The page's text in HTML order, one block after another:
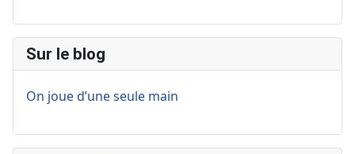
Sur le blog
On joue d’une seule main